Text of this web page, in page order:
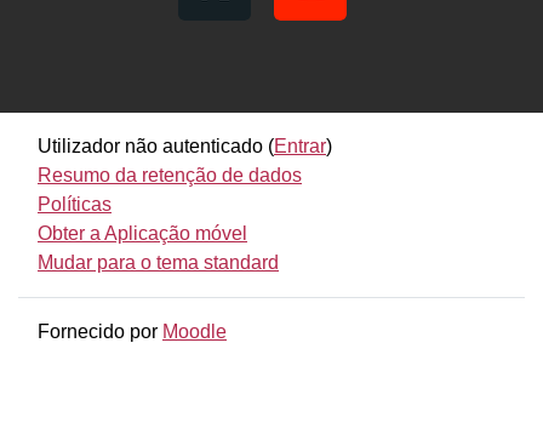
Utilizador não autenticado (Entrar)
Resumo da retenção de dados
Políticas
Obter a Aplicação móvel
Mudar para o tema standard
Fornecido por Moodle